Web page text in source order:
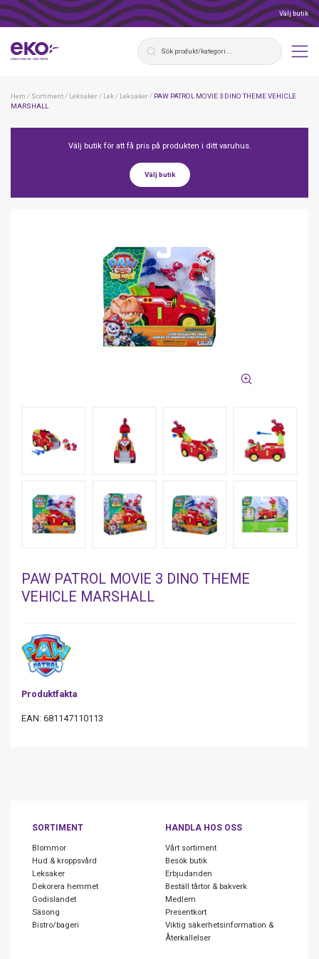
Välj butik
Hem / Sortiment/ Leksaker/ Lek/ Leksaker/ PAW PATROL MOVIE 3 DINO THEME VEHICLE
MARSHALL
Välj butik för att få pris på produkten i ditt varuhus.
Välj butik
PAW PATROL MOVIE 3 DINO THEME
VEHICLE MARSHALL
Produktfakta
EAN: 681147110113
SORTIMENT
Blommor
Hud & kroppsvård
Leksaker
Dekorera hemmet
Godislandet
Säsong
Bistro/bageri
HANDLA HOS OSS
Vårt sortiment
Besök butik
Erbjudanden
Beställ tårtor & bakverk
Medlem
Presentkort
Viktig säkerhetsinformation &
Återkallelser